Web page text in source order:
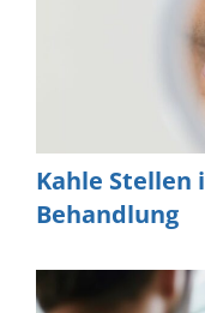
Kahle Stellen
Behandlung